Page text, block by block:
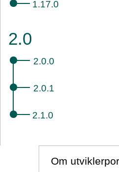
1.17.0
2.0
2.0.0
2.0.1
2.1.0
Om